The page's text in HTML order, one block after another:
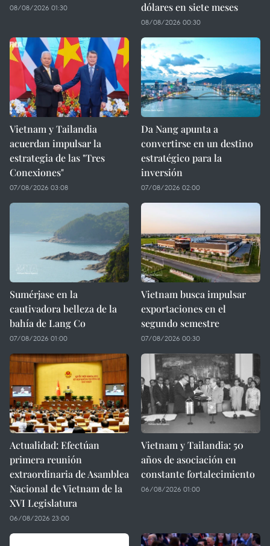
08/08/2026 01:30
dólares en siete meses
08/08/2026 00:30
Vietnam y Tailandia
acuerdan impulsar la
estrategia de las "Tres
Conexiones"
07/08/2026 03:08
Da Nang apunta a
convertirse en un destino
estratégico para la
inversión
07/08/2026 02:00
Sumérjase en la
cautivadora belleza de la
bahía de Lang Co
07/08/2026 01:00
Vietnam busca impulsar
exportaciones en el
segundo semestre
07/08/2026 00:30
Actualidad: Efectúan
primera reunión
extraordinaria de Asamblea
Nacional de Vietnam de la
XVI Legislatura
06/08/2026 23:00
Vietnam y Tailandia: 50
años de asociación en
constante fortalecimiento
06/08/2026 01:00